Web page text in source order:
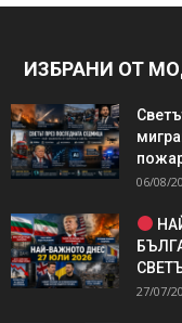
ИЗБРАНИ ОТ
06/08/
27/07/